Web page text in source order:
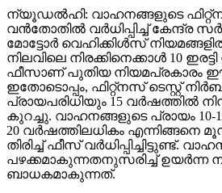
ന്യൂഡല്‍ഹി: വാഹനങ്ങളുടെ
വന്‍തോതില്‍ വര്‍ധിപ്പിച്ച് കേന്ദ്ര
മോട്ടോര്‍ വെഹിക്കിള്‍സ്
നിലവിലെ നിരക്കിനെക്കാള്‍ 10
ഫീസാണ് പുതിയ നിയമപ്രകാരം
ഇതോടൊപ്പം, ഫിറ്റ്‌നസ് ടെസ്റ്റ്
പ്രായപരിധിയും 15 വര്‍ഷത്തില്‍
കുറച്ചു. വാഹനങ്ങളുടെ പ്രായം 10-
20 വര്‍ഷത്തിലധികം എന്നിങ്ങനെ
തിരിച്ച് ഫീസ് വര്‍ധിപ്പിച്ചിട്ടുണ്ട്.
പഴക്കമാകുന്നതനുസരിച്ച് ഉയര്‍ന്ന
ബാധകമാകുന്നത്.